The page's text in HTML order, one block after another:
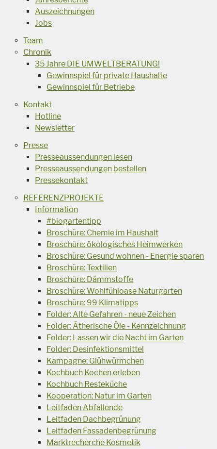
Auszeichnungen
Jobs
Team
Chronik
35 Jahre DIE UMWELTBERATUNG!
Gewinnspiel für private Haushalte
Gewinnspiel für Betriebe
Kontakt
Hotline
Newsletter
Presse
Presseaussendungen lesen
Presseaussendungen bestellen
Pressekontakt
REFERENZPROJEKTE
Information
#biogartentipp
Broschüre: Chemie im Haushalt
Broschüre: ökologisches Heimwerken
Broschüre: Gesund wohnen - Energie sparen
Broschüre: Textilien
Broschüre: Dämmstoffe
Broschüre: Wohlfühloase Naturgarten
Broschüre: 99 Klimatipps
Folder: Alte Gefahren - neue Zeichen
Folder: Ätherische Öle - Kennzeichnung
Folder: Lassen wir die Nacht im Garten
Folder: Desinfektionsmittel
Kampagne: Glühwürmchen
Kochbuch Kochen erleben
Kochbuch Resteküche
Kooperation: Natur im Garten
Leitfaden Abfallende
Leitfaden Dachbegrünung
Leitfaden Fassadenbegrünung
Marktrecherche Kosmetik